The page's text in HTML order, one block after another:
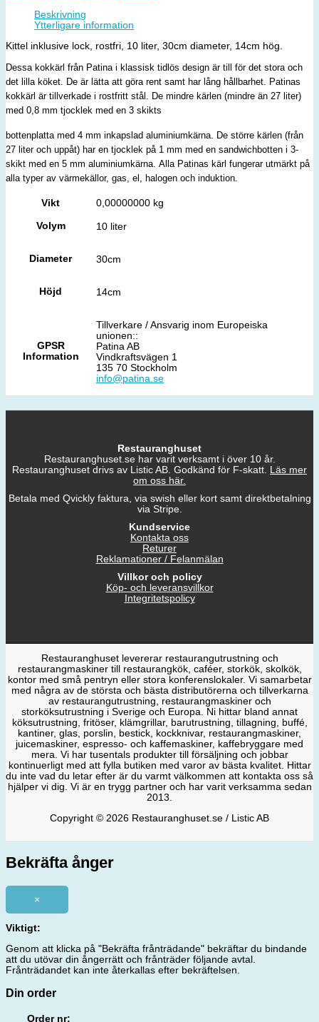
Beskrivning
Ytterligare information
Kittel inklusive lock, rostfri, 10 liter, 30cm diameter, 14cm hög.
Dessa kokkärl från Patina i klassisk tidlös design är till för det stora och
det lilla köket. De är lätta att göra rent samt har lång hållbarhet. Patinas
kokkärl är tillverkade i rostfritt stål. De mindre kärlen (mindre än 27 liter)
med 0,8 mm tjocklek med en 3 skikts
bottenplatta med 4 mm inkapslad aluminiumkärna. De större kärlen (från
27 liter och uppåt) har en tjocklek på 1 mm med en sandwichbotten i 3-
skikt med en 5 mm aluminiumkärna. Alla Patinas kärl fungerar utmärkt på
alla typer av värmekällor, gas, el, halogen och induktion.
Vikt 0,00000000 kg
Volym 10 liter
Diameter 30cm
Höjd 14cm
GPSR
Information
Tillverkare / Ansvarig inom Europeiska
unionen::
Patina AB
Vindkraftsvägen 1
135 70 Stockholm
info@patina.se
Restauranghuset
Restauranghuset.se har varit verksamt i över 10 år.
Restauranghuset drivs av Listic AB. Godkänd för F-skatt. Läs mer
om oss här.
Betala med Qvickly faktura, via swish eller kort samt direktbetalning
via Stripe.
Kundservice
Kontakta oss
Returer
Reklamationer / Felanmälan
Villkor och policy
Köp- och leveransvillkor
Integritetspolicy
Restauranghuset levererar restaurangutrustning och
restaurangmaskiner till restaurangkök, caféer, storkök, skolkök,
kontor med små pentryn eller stora konferenslokaler. Vi samarbetar
med några av de största och bästa distributörerna och tillverkarna
av restaurangutrustning, restaurangmaskiner och
storköksutrustning i Sverige och Europa. Ni hittar bland annat
köksutrustning, fritöser, klämgrillar, barutrustning, tillagning, buffé,
kantiner, glas, porslin, bestick, kockknivar, restaurangmaskiner,
juicemaskiner, espresso- och kaffemaskiner, kaffebryggare med
mera. Vi har tusentals produkter till försäljning och jobbar
kontinuerligt med att fylla butiken med varor av bästa kvalitet. Hittar
du inte vad du letar efter är du varmt välkommen att kontakta oss så
hjälper vi dig. Vi är en trygg partner och har varit verksamma sedan
2013.
Copyright © 2026 Restauranghuset.se / Listic AB
Bekräfta ånger
×
Viktigt:
Genom att klicka på "Bekräfta frånträdande" bekräftar du bindande
att du utövar din ångerrätt och frånträder följande avtal.
Frånträdandet kan inte återkallas efter bekräftelsen.
Din order
Order nr: